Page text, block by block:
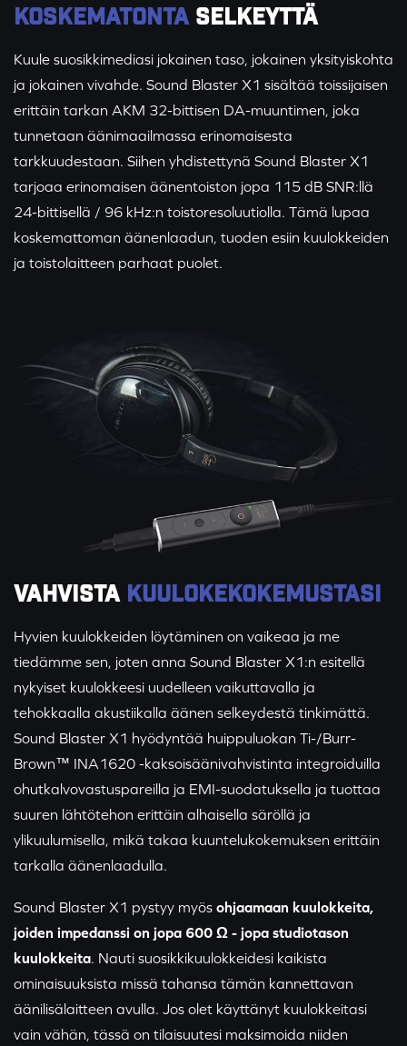
KOSKEMATONTA SELKEYTTÄ
Kuule suosikkimediasi jokainen taso, jokainen yksityiskohta
ja jokainen vivahde. Sound Blaster X1 sisältää toissijaisen
erittäin tarkan AKM 32-bittisen DA-muuntimen, joka
tunnetaan äänimaailmassa erinomaisesta
tarkkuudestaan. Siihen yhdistettynä Sound Blaster X1
tarjoaa erinomaisen äänentoiston jopa 115 dB SNR:llä
24-bittisellä / 96 kHz:n toistoresoluutiolla. Tämä lupaa
koskemattoman äänenlaadun, tuoden esiin kuulokkeiden
ja toistolaitteen parhaat puolet.
VAHVISTAKUULOKEKOKEMUSTASI
Hyvien kuulokkeiden löytäminen on vaikeaa ja me
tiedämme sen, joten anna Sound Blaster X1:n esitellä
nykyiset kuulokkeesi uudelleen vaikuttavalla ja
tehokkaalla akustiikalla äänen selkeydestä tinkimättä.
Sound Blaster X1 hyödyntää huippuluokan Ti-/Burr-
Brown™ INA1620 -kaksoisäänivahvistinta integroiduilla
ohutkalvovastuspareilla ja EMI-suodatuksella ja tuottaa
suuren lähtötehon erittäin alhaisella säröllä ja
ylikuulumisella, mikä takaa kuuntelukokemuksen erittäin
tarkalla äänenlaadulla.
Sound Blaster X1 pystyy myös ohjaamaan kuulokkeita,
joiden impedanssi on jopa 600 Ω - jopa studiotason
kuulokkeita. Nauti suosikkikuulokkeidesi kaikista
ominaisuuksista missä tahansa tämän kannettavan
äänilisälaitteen avulla. Jos olet käyttänyt kuulokkeitasi
vain vähän, tässä on tilaisuutesi maksimoida niiden